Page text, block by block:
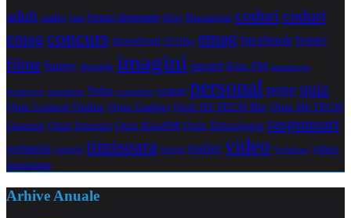
adult audio bani benzi desenate blog Bucuresti coduricoduri
emag concurs download DVDRip emag facebook femei
filme funny google imagini jocuri Kiss FM maramures
messenger noiembrie Nokia octombrie orange personal pozequiz
Quiz Comert Online Quiz Gadget Quiz HI-TECH Biz Quiz HI-TECH
Oameni Quiz Internet Quiz KissFM Quiz Tehnologie raspunsuri
romania sugestii timisoara torrent trailer video Vodafone yahoo
messenger
Arhive Anuale